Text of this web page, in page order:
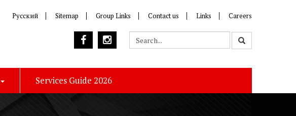
Русский Sitemap Group Links Contact us Links Careers
Services Guide 2026